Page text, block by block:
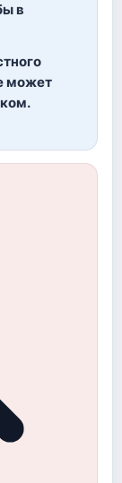
в
может